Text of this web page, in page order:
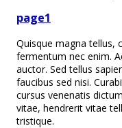
page1
Quisque magna tellus,
fermentum nec enim.
auctor. Sed tellus
faucibus sed nisi.
cursus venenatis
vitae, hendrerit vitae
tristique.